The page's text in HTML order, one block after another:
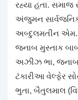
રહ્યા હતા. સમાજ
અંજુમન સાર્વજનિક
અબ્દુલમતીન એમ.
જનાબ મુસ્તાક
અઝીઝ ભા, જનાબ
ટંકારીઆ વેલ્ફેર
ભુતા, બૈતુલમાલ